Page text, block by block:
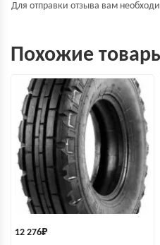
Для отправки отзыва вам
Похожие
12 276₽